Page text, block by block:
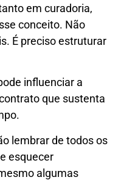
em curadoria,
conceito. Não
É preciso estruturar
influenciar a
que sustenta
lembrar de todos os
esquecer
algumas